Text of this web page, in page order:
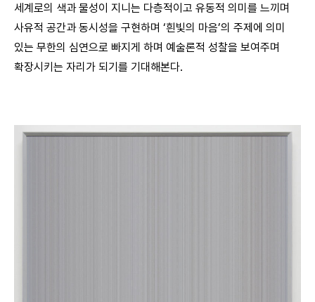
세계로의 색과 물성이 지니는 다층적이고 유동적 의미를 느끼며
사유적 공간과 동시성을 구현하며 ‘흰빛의 마음’의 주제에 의미
있는 무한의 심연으로 빠지게 하며 예술론적 성찰을 보여주며
확장시키는 자리가 되기를 기대해본다.